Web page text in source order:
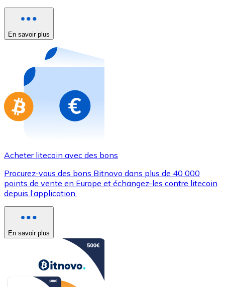
Acheter avec carte
Nouveau
Achetez des cartes-cadeaux de vos marques
Aller à la boutique de cartes-cadeaux
En savoir plus
Acheter litecoin avec des bons
Procurez-vous des bons Bitnovo dans plus de 40 000
points de vente en Europe et échangez-les contre litecoin
depuis l’application.
En savoir plus